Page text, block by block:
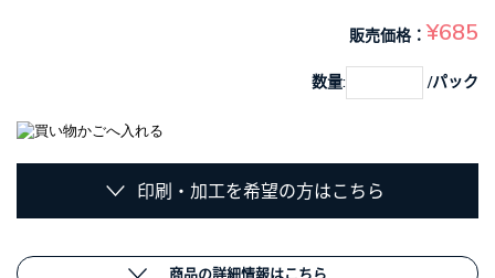
販売価格 ¥685
数量: /パック
印刷・加工を希望の方はこちら
商品の詳細情報はこちら